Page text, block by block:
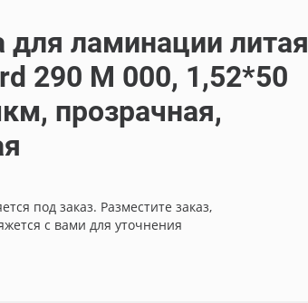
для ламинации литая
290 M 000, 1,52*50
прозрачная,
под заказ. Разместите заказ,
с вами для уточнения